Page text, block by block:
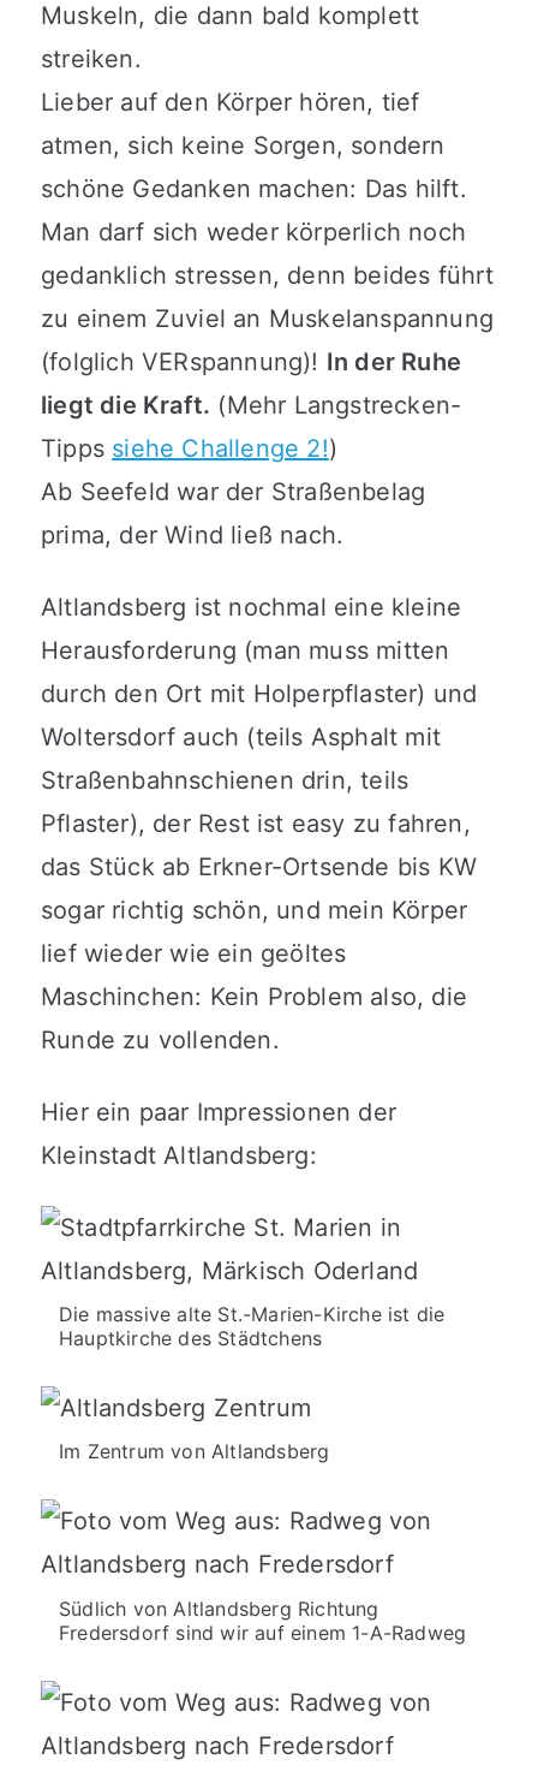
Muskeln, die dann bald komplett
streiken.
Lieber auf den Körper hören, tief
atmen, sich keine Sorgen, sondern
schöne Gedanken machen: Das hilft.
Man darf sich weder körperlich noch
gedanklich stressen, denn beides führt
zu einem Zuviel an Muskelanspannung
(folglich VERspannung)! In der Ruhe
liegt die Kraft. (Mehr Langstrecken-
Tipps siehe Challenge 2!)
Ab Seefeld war der Straßenbelag
prima, der Wind ließ nach.
Altlandsberg ist nochmal eine kleine
Herausforderung (man muss mitten
durch den Ort mit Holperpflaster) und
Woltersdorf auch (teils Asphalt mit
Straßenbahnschienen drin, teils
Pflaster), der Rest ist easy zu fahren,
das Stück ab Erkner-Ortsende bis KW
sogar richtig schön, und mein Körper
lief wieder wie ein geöltes
Maschinchen: Kein Problem also, die
Runde zu vollenden.
Hier ein paar Impressionen der
Kleinstadt Altlandsberg:
Die massive alte St.-Marien-Kirche ist die
Hauptkirche des Städtchens
Im Zentrum von Altlandsberg
Südlich von Altlandsberg Richtung
Fredersdorf sind wir auf einem 1-A-Radweg